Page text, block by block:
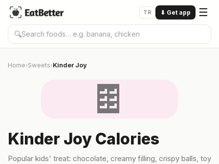
TR ⬇ Get app ☰
🔍
Home›Sweets›Kinder Joy
🍫
Kinder Joy Calories
Popular kids' treat: chocolate, creamy filling, crispy balls, toy